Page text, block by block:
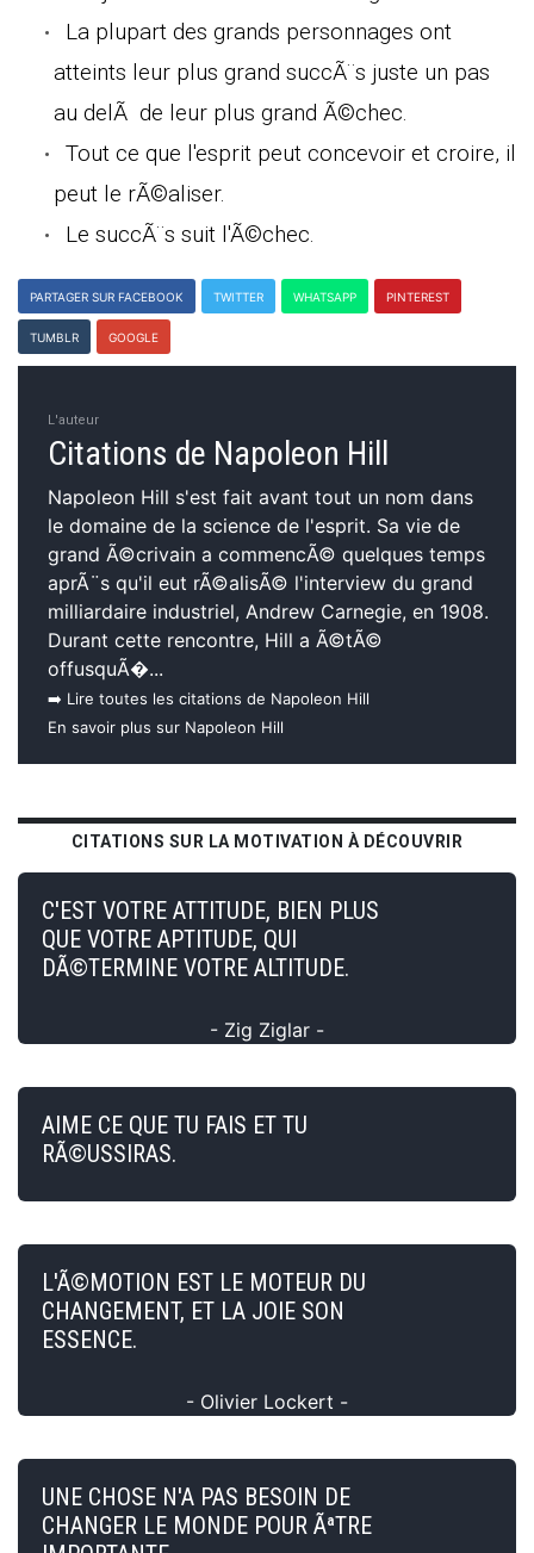
La plupart des grands personnages ont
atteints leur plus grand succÃ¨s juste un pas
au delÃ de leur plus grand Ã©chec.
Tout ce que l'esprit peut concevoir et croire, il
peut le rÃ©aliser.
Le succÃ¨s suit l'Ã©chec.
PARTAGER SUR FACEBOOK TWITTER WHATSAPP PINTEREST
TUMBLR GOOGLE
L'auteur
Citations de Napoleon Hill
Napoleon Hill s'est fait avant tout un nom dans
le domaine de la science de l'esprit. Sa vie de
grand Ã©crivain a commencÃ© quelques temps
aprÃ¨s qu'il eut rÃ©alisÃ© l'interview du grand
milliardaire industriel, Andrew Carnegie, en 1908.
Durant cette rencontre, Hill a Ã©tÃ©
offusquÃ�...
➡️ Lire toutes les citations de Napoleon Hill
En savoir plus sur Napoleon Hill
CITATIONS SUR LA MOTIVATION À DÉCOUVRIR
C'EST VOTRE ATTITUDE, BIEN PLUS
QUE VOTRE APTITUDE, QUI
DÃ©TERMINE VOTRE ALTITUDE.
- Zig Ziglar -
AIME CE QUE TU FAIS ET TU
RÃ©USSIRAS.
L'Ã©MOTION EST LE MOTEUR DU
CHANGEMENT, ET LA JOIE SON
ESSENCE.
- Olivier Lockert -
UNE CHOSE N'A PAS BESOIN DE
CHANGER LE MONDE POUR ÃªTRE